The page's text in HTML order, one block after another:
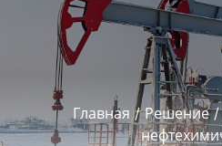
Главная /Решение